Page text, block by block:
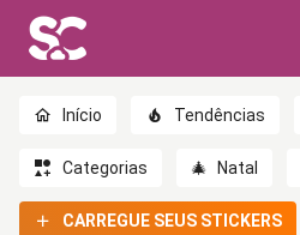
Início Tendências
Categorias 🎄 Natal
CARREGUE SEUS STICKERS